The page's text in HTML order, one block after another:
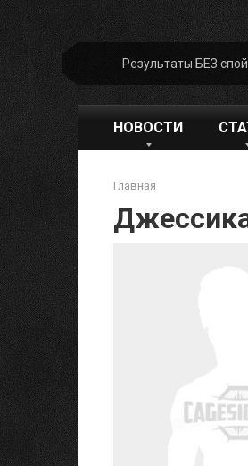
контенту
Результаты БЕЗ
НОВОСТИ
Главная